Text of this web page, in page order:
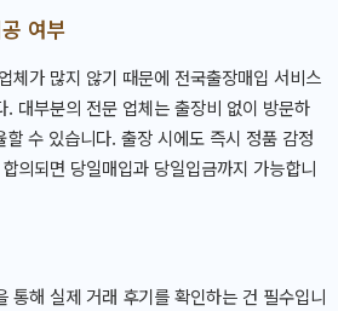
여부
체가 많지 않기 때문에 전국출장매입 서비스
. 대부분의 전문 업체는 출장비 없이 방문하
수 있습니다. 출장 시에도 즉시 정품 감정
의되면 당일매입과 당일입금까지 가능합니
통해 실제 거래 후기를 확인하는 건 필수입니